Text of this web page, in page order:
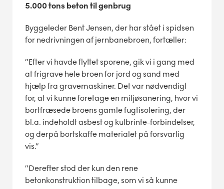
5.000 tons beton til genbrug
Byggeleder Bent Jensen, der har stået i spidsen
for nedrivningen af jernbanebroen, fortæller:
”Efter vi havde flyttet sporene, gik vi i gang med
at frigrave hele broen for jord og sand med
hjælp fra gravemaskiner. Det var nødvendigt
for, at vi kunne foretage en miljøsanering, hvor vi
bortfræsede broens gamle fugtisolering, der
bl.a. indeholdt asbest og kulbrinte-forbindelser,
og derpå bortskaffe materialet på forsvarlig
vis.”
”Derefter stod der kun den rene
betonkonstruktion tilbage, som vi så kunne